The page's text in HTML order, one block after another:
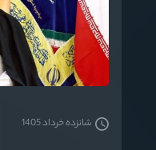
شانزده خرداد 1405